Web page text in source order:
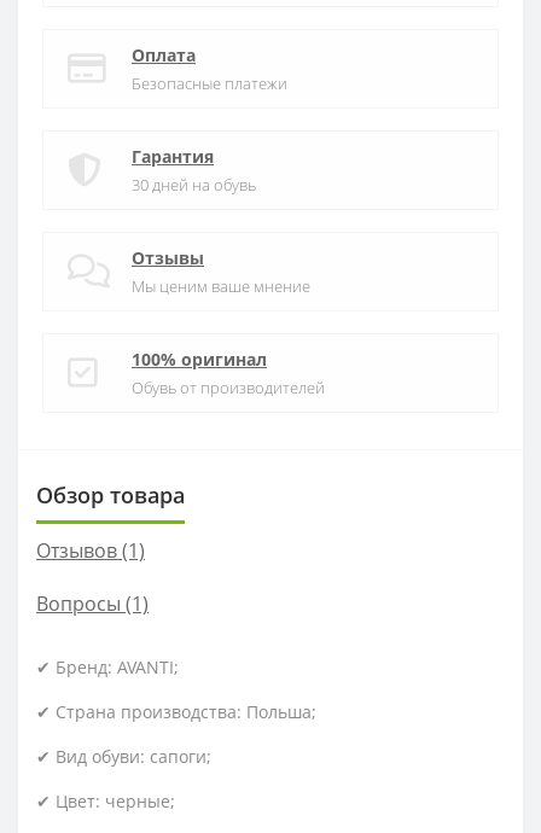
Оплата
Безопасные платежи
Гарантия
30 дней на обувь
Отзывы
Мы ценим ваше мнение
100% оригинал
Обувь от производителей
Обзор товара
Отзывов (1)
Вопросы (1)
✔ Бренд: AVANTI;
✔ Страна производства: Польша;
✔ Вид обуви: сапоги;
✔ Цвет: черные;